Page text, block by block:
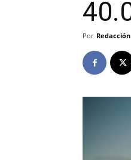
Por Redacción